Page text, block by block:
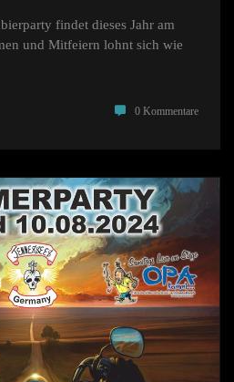
findet dieses Jahr am
und Mitfeiern lohnt sich wie
0 Kommentare